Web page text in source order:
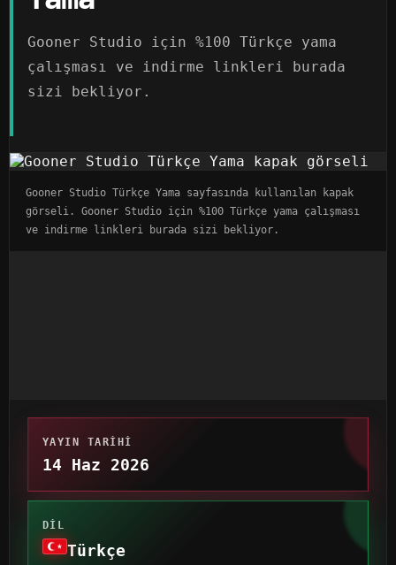
Gooner Studio için %100 Türkçe yama
çalışması ve indirme linkleri burada
sizi bekliyor.
Gooner Studio Türkçe Yama sayfasında kullanılan kapak
görseli. Gooner Studio için %100 Türkçe yama çalışması
ve indirme linkleri burada sizi bekliyor.
YAYIN TARIHI
14 Haz 2026
DIL
Türkçe